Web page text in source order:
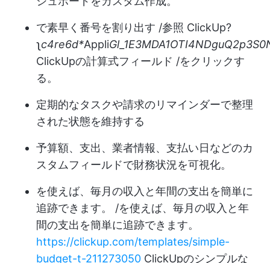
で素早く番号を割り出す /参照 ClickUp?
ʅc4re6d*Appli
ClickUpの計算式フィールド /をクリックす
る。
定期的なタスクや請求のリマインダーで整理
された状態を維持する
予算額、支出、業者情報、支払い日などのカ
スタムフィールドで財務状況を可視化。
を使えば、毎月の収入と年間の支出を簡単に
追跡できます。 /を使えば、毎月の収入と年
間の支出を簡単に追跡できます。
https://clickup.com/templates/simple-
budget-t-211273050 ClickUpのシンプルな